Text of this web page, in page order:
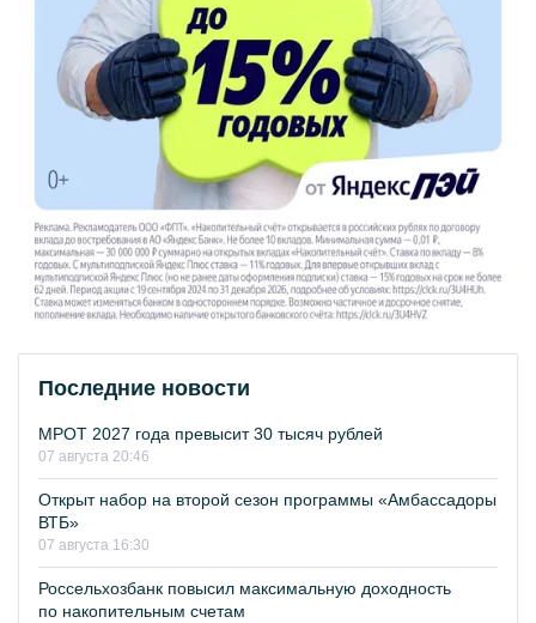
Последние новости
МРОТ 2027 года превысит 30 тысяч рублей
07 августа 20:46
Открыт набор на второй сезон программы «Амбассадоры
ВТБ»
07 августа 16:30
Россельхозбанк повысил максимальную доходность
по накопительным счетам